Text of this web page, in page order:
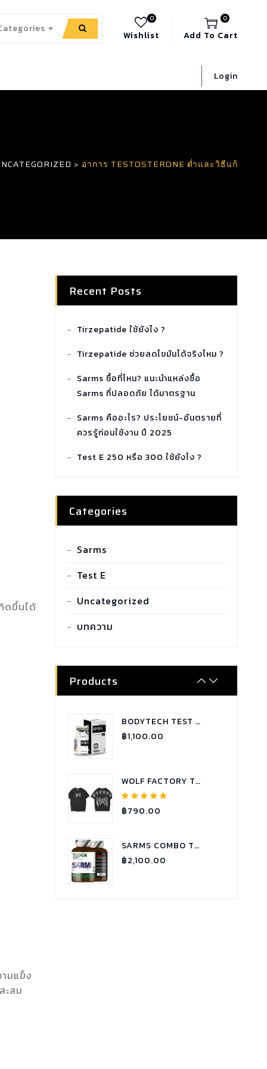
Add To Cart
0
Wishlist
0
Login
> อาการ TESTOSTERONE ต่ำและวิธีแก้
ดขึ้นได้
มแข็ง
ะสม
Recent Posts
Tirzepatide ใช้ยังไง ?
Tirzepatide ช่วยลดไขมันได้จริงไหม ?
Sarms ซื้อที่ไหน? แนะนำแหล่งซื้อ
Sarms ที่ปลอดภัย ได้มาตรฐาน
Sarms คืออะไร? ประโยชน์-อันตรายที่
ควรรู้ก่อนใช้งาน ปี 2025
Test E 250 หรือ 300 ใช้ยังไง ?
Categories
Sarms
Test E
Uncategorized
บทความ
Products
BODYTECH TEST C 250 TESTOSTERONE CYPIONATE
฿1,100.00
WOLF FACTORY T-SHIRT OVERSIZE WOLVES COLLECTION
5.00
฿790.00
SARMS COMBO TUDCA
฿2,100.00